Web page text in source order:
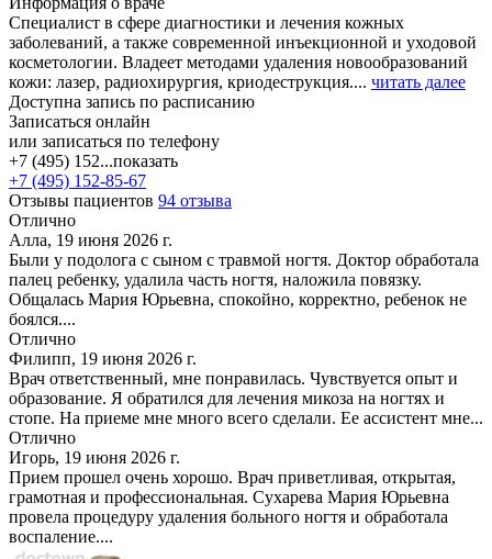
Специалист в сфере диагностики и лечения кожных
заболеваний, а также современной инъекционной и уходовой
косметологии. Владеет методами удаления новообразований
кожи: лазер, радиохирургия, криодеструкция.... читать далее
Доступна запись по расписанию
Записаться онлайн
или записаться по телефону
+7 (495) 152...показать
+7 (495) 152-85-67
Отзывы пациентов 94 отзыва
Отлично
Алла, 19 июня 2026 г.
Были у подолога с сыном с травмой ногтя. Доктор обработала
палец ребенку, удалила часть ногтя, наложила повязку.
Общалась Мария Юрьевна, спокойно, корректно, ребенок не
боялся....
Отлично
Филипп, 19 июня 2026 г.
Врач ответственный, мне понравилась. Чувствуется опыт и
образование. Я обратился для лечения микоза на ногтях и
стопе. На приеме мне много всего сделали. Ее ассистент мне...
Отлично
Игорь, 19 июня 2026 г.
Прием прошел очень хорошо. Врач приветливая, открытая,
грамотная и профессиональная. Сухарева Мария Юрьевна
провела процедуру удаления больного ногтя и обработала
воспаление....